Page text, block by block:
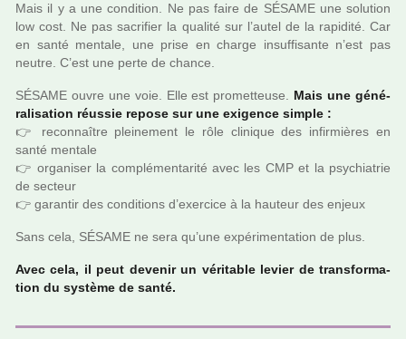
Mais il y a une condi­tion. Ne pas faire de SÉSAME une solu­tion
low cost. Ne pas sacri­fier la qua­lité sur l’autel de la rapi­dité. Car
en santé men­tale, une prise en charge insuf­fi­sante n’est pas
neutre. C’est une perte de chance.
SÉSAME ouvre une voie. Elle est pro­met­teuse. Mais une géné­
ra­li­sa­tion réus­sie repose sur une exi­gence simple :
👉 reconnaî­tre plei­ne­ment le rôle cli­ni­que des infir­miè­res en
santé men­tale
👉 orga­ni­ser la com­plé­men­ta­rité avec les CMP et la psy­chia­trie
de sec­teur
👉 garan­tir des condi­tions d’exer­cice à la hau­teur des enjeux
Sans cela, SÉSAME ne sera qu’une expé­ri­men­ta­tion de plus.
Avec cela, il peut deve­nir un véri­ta­ble levier de trans­for­ma­
tion du sys­tème de santé.